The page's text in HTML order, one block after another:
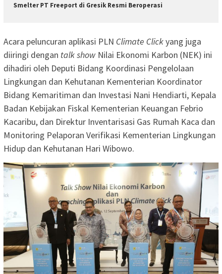
Smelter PT Freeport di Gresik Resmi Beroperasi
Acara peluncuran aplikasi PLN Climate Clickyang juga
diiringi dengan talk show Nilai Ekonomi Karbon (NEK) ini
dihadiri oleh Deputi Bidang Koordinasi Pengelolaan
Lingkungan dan Kehutanan Kementerian Koordinator
Bidang Kemaritiman dan Investasi Nani Hendiarti, Kepala
Badan Kebijakan Fiskal Kementerian Keuangan Febrio
Kacaribu, dan Direktur Inventarisasi Gas Rumah Kaca dan
Monitoring Pelaporan Verifikasi Kementerian Lingkungan
Hidup dan Kehutanan Hari Wibowo.